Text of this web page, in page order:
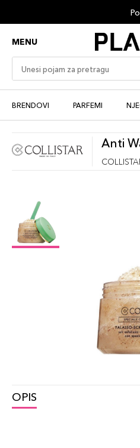
MENU
BRENDOVI PARFEMI
Anti
OPIS